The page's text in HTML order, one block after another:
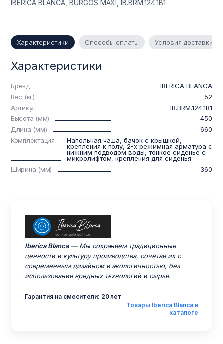
IBERICA BLANCA, BURGOS MAXI, IB.BRM.124.1B1
Характеристики Способы оплаты Условия доставки
Характеристики
Бренд
IBERICA BLANCA
Вес (кг)
52
Артикул
IB.BRM.124.1B1
Высота (мм)
450
Длина (мм)
660
Комплектация
Напольная чаша, бачок с крышкой,
крепления к полу, 2-х режимная арматура с
нижним подводом воды, тонкое сиденье с
микролифтом, крепления для сиденья
Ширина (мм)
360
Iberica Blanca— Мы сохраняем традиционные
ценности и культуру производства, сочетая их с
современным дизайном и экологичностью, без
использования вредных технологий и сырья.
Гарантия на смесители: 20 лет
Товары Iberica Blanca в
каталоге